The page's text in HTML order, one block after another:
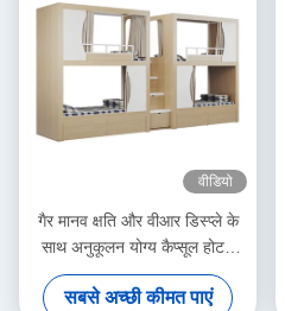
वीडियो
गैर मानव क्षति और वीआर डिस्प्ले के
साथ अनुकूलन योग्य कैप्सूल होटल
बिस्तर
सबसे अच्छी कीमत पाएं